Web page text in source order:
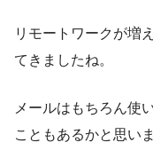
リモートワークが増
てきましたね。
メールはもちろん使
こともあるかと思いま